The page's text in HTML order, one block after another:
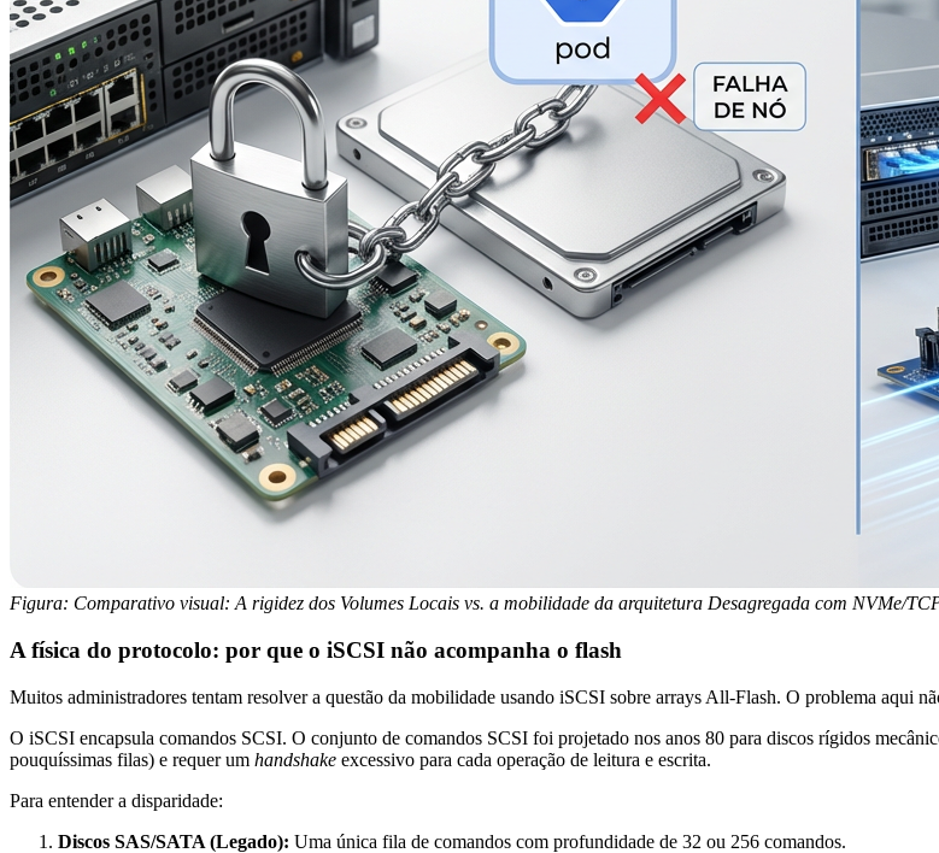
Figura: Comparativo visual: A rigidez dos Volumes Locais vs. a mobilidade da arquitetura Desagregada com NVMe/
A física do protocolo: por que o iSCSI não acompanha o flash
Muitos administradores tentam resolver a questão da mobilidade usando iSCSI sobre arrays All-Flash. O problema aqui
O iSCSI encapsula comandos SCSI. O conjunto de comandos SCSI foi projetado nos anos 80 para discos rígidos
pouquíssimas filas) e requer um handshake excessivo para cada operação de leitura e escrita.
Para entender a disparidade:
Discos SAS/SATA (Legado): Uma única fila de comandos com profundidade de 32 ou 256 comandos.